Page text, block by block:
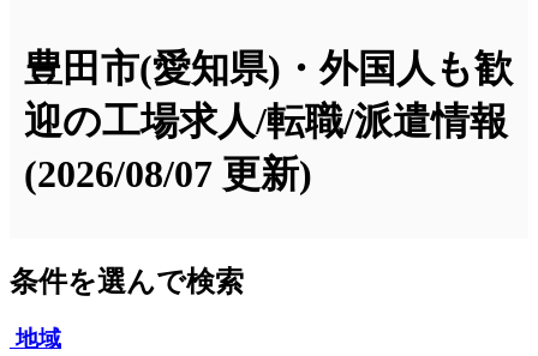
豊田市(愛知県)・外国人も歓
迎の工場求人/転職/派遣情報
(2026/08/07 更新)
条件を選んで検索
地域